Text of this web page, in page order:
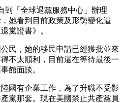
到「全球退黨服務中心」辦理
她看到目前政策及形勢變化逼
黨證書》。
民，她的移民申請已經獲批並來
不太順利，目前還在等待最後一
館面談。
國有企業工作，為了升職不受影
黨那套。現在美國禁止共產黨員